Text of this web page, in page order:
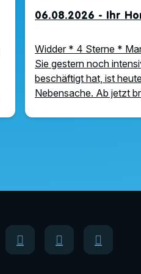
06.08.2026 - Ihr
Widder * 4 Sterne *
Sie gestern noch
beschäftigt hat, ist
Nebensache. Ab jetzt